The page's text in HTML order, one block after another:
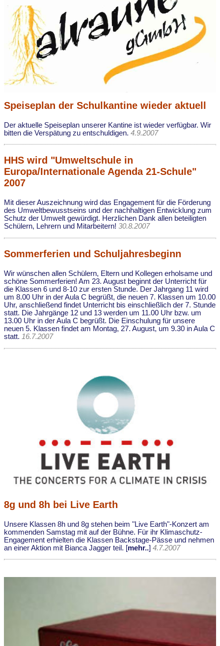
Speiseplan der Schulkantine wieder aktuell
Der aktuelle Speiseplan unserer Kantine ist wieder verfügbar. Wir
bitten die Verspätung zu entschuldigen. 4.9.2007
HHS wird "Umweltschule in
Europa/Internationale Agenda 21-Schule"
2007
Mit dieser Auszeichnung wird das Engagement für die Förderung
des Umweltbewusstseins und der nachhaltigen Entwicklung zum
Schutz der Umwelt gewürdigt. Herzlichen Dank allen beteiligten
Schülern, Lehrern und Mitarbeitern! 30.8.2007
Sommerferien und Schuljahresbeginn
Wir wünschen allen Schülern, Eltern und Kollegen erholsame und
schöne Sommerferien! Am 23. August beginnt der Unterricht für
die Klassen 6 und 8-10 zur ersten Stunde. Der Jahrgang 11 wird
um 8.00 Uhr in der Aula C begrüßt, die neuen 7. Klassen um 10.00
Uhr, anschließend findet Unterricht bis einschließlich der 7. Stunde
statt. Die Jahrgänge 12 und 13 werden um 11.00 Uhr bzw. um
13.00 Uhr in der Aula C begrüßt. Die Einschulung für unsere
neuen 5. Klassen findet am Montag, 27. August, um 9.30 in Aula C
statt. 16.7.2007
8g und 8h bei Live Earth
Unsere Klassen 8h und 8g stehen beim "Live Earth"-Konzert am
kommenden Samstag mit auf der Bühne. Für ihr Klimaschutz-
Engagement erhielten die Klassen Backstage-Pässe und nehmen
an einer Aktion mit Bianca Jagger teil. [mehr..] 4.7.2007